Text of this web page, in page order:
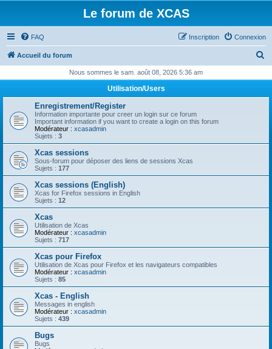
Le forum de XCAS
FAQ Connexion
Inscription
Accueil du forum
h
c
Nous sommes le sam. août 08, 2026 5:36 am
Utilisation/Users
Enregistrement/Register
Information importante pour creer un login sur ce forum
Important information if you want to create a login on this forum
Modérateur : xcasadmin
Sujets : 3
Xcas sessions
Sous-forum pour déposer des liens de sessions Xcas
Sujets : 177
Xcas sessions (English)
Xcas for Firefox sessions in English
Sujets : 12
Xcas
Utilisation de Xcas
Modérateur : xcasadmin
Sujets : 717
Xcas pour Firefox
Utilisation de Xcas pour Firefox et les navigateurs compatibles
Modérateur : xcasadmin
Sujets : 85
Xcas - English
Messages in english
Modérateur : xcasadmin
Sujets : 439
Bugs
Bugs